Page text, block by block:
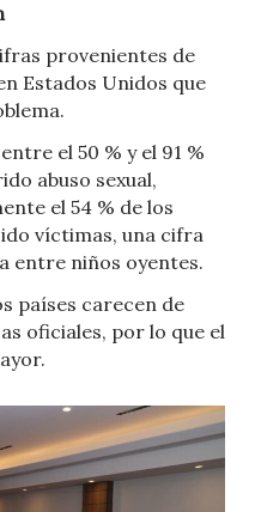
provenientes de
Estados Unidos que
el 50 % y el 91 %
abuso sexual,
el 54 % de los
víctimas, una cifra
entre niños oyentes.
países carecen de
oficiales, por lo que el